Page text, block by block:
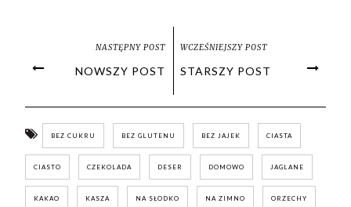
NASTĘPNY POST
NOWSZY POST
WCZEŚNIEJSZY POST
STARSZY POST
BEZ CUKRU BEZ GLUTENU BEZ JAJEK CIASTA
CIASTO CZEKOLADA DESER DOMOWO JAGLANE
KAKAO KASZA NA SŁODKO NA ZIMNO ORZECHY